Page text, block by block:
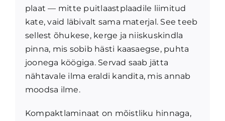
plaat — mitte puitlaastplaadile liimitud
kate, vaid läbivalt sama materjal. See teeb
sellest õhukese, kerge ja niiskuskindla
pinna, mis sobib hästi kaasaegse, puhta
joonega köögiga. Servad saab jätta
nähtavale ilma eraldi kandita, mis annab
moodsa ilme.
Kompaktlaminaat on mõistliku hinnaga,